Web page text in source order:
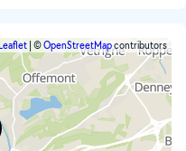
Leaflet ©OpenStreetMapcontributors